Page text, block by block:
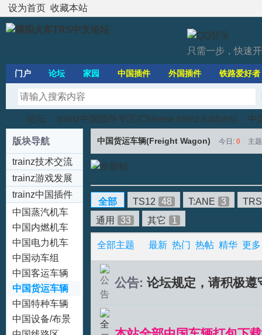
设为首页 收藏本站
只需一步，快速
门户 论坛 家园 中国插件 外国插件 铁路爱好者
模
拟
»
论坛
›
trainz中国插件专区(Chinese trainz Addons) 中
版块导航
trainz技术交流
区
trainz游戏发展
trainz中国插件
专区(Chinese
trainz Addons)
中国蒸汽机车
(Steam)
中国内燃机车
(Diesel)
中国电力机车
(Electric)
中国动车组
(EMU/DMU)
中国客运车辆
(Passenger
Coach)
中国货运车辆
(Freight
Wagon)
中国特种车辆
(Special
中国设备/布景
中国货运车辆(Freight Wagon) 今日: 0 主
全部 TS12 48 T:ANE 3
通用
33 其它 1
全部主题 最新 热门 热帖 精华 更多
公告: 论坛规定，请积极遵